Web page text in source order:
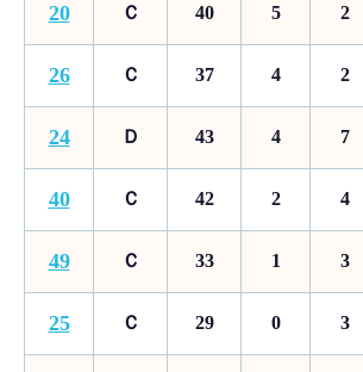
20 Ｃ 40 5 2
26 Ｃ 37 4 2
24 Ｄ 43 4 7
40 Ｃ 42 2 4
49 Ｃ 33 1 3
25 Ｃ 29 0 3